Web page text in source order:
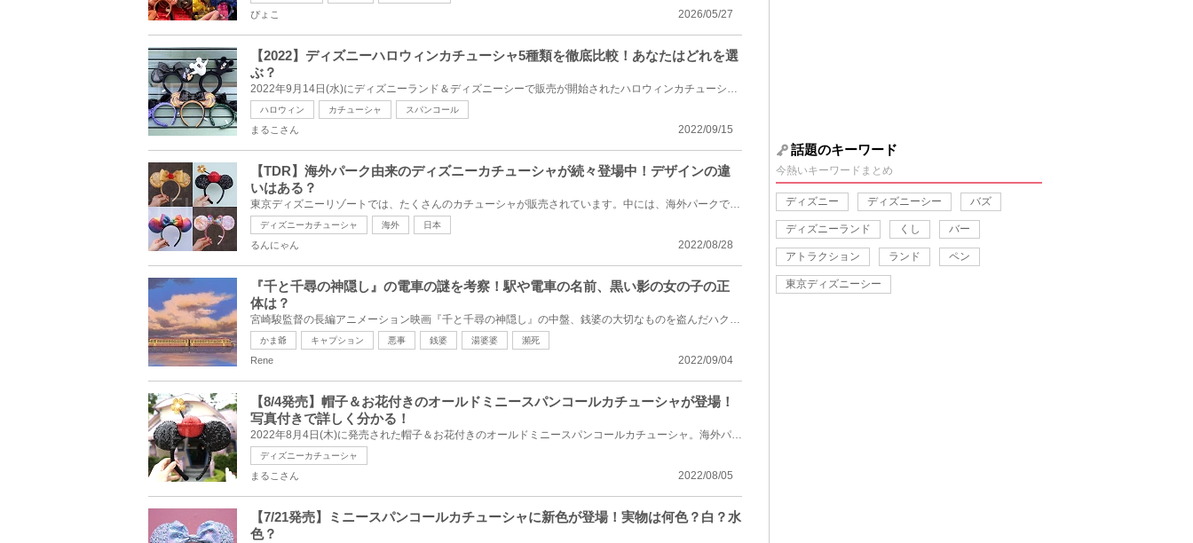
2026/05/27
ぴょこ
【2022】ディズニーハロウィンカチューシャ5種類を徹底比較！あなたはどれを選
ぶ？
2022年9月14日(水)にディズニーランド＆ディズニーシーで販売が開始されたハロウィンカチューシャ5種類...
ハロウィン カチューシャ スパンコール
2022/09/15
まるこさん
【TDR】海外パーク由来のディズニーカチューシャが続々登場中！デザインの違
いはある？
東京ディズニーリゾートでは、たくさんのカチューシャが販売されています。中には、海外パークで先に販...
ディズニーカチューシャ 海外 日本
2022/08/28
るんにゃん
『千と千尋の神隠し』の電車の謎を考察！駅や電車の名前、黒い影の女の子の正
体は？
宮崎駿監督の長編アニメーション映画『千と千尋の神隠し』の中盤、銭婆の大切なものを盗んだハクの代わ...
かま爺 キャプション 悪事 銭婆 湯婆婆 瀕死
2022/09/04
Rene
【8/4発売】帽子＆お花付きのオールドミニースパンコールカチューシャが登場！
写真付きで詳しく分かる！
2022年8月4日(木)に発売された帽子＆お花付きのオールドミニースパンコールカチューシャ。海外パークで...
ディズニーカチューシャ
2022/08/05
まるこさん
【7/21発売】ミニースパンコールカチューシャに新色が登場！実物は何色？白？水
色？
話題のキーワード
今熱いキーワードまとめ
ディズニー ディズニーシー バズ
ディズニーランド くし バー
アトラクション ランド ペン
東京ディズニーシー